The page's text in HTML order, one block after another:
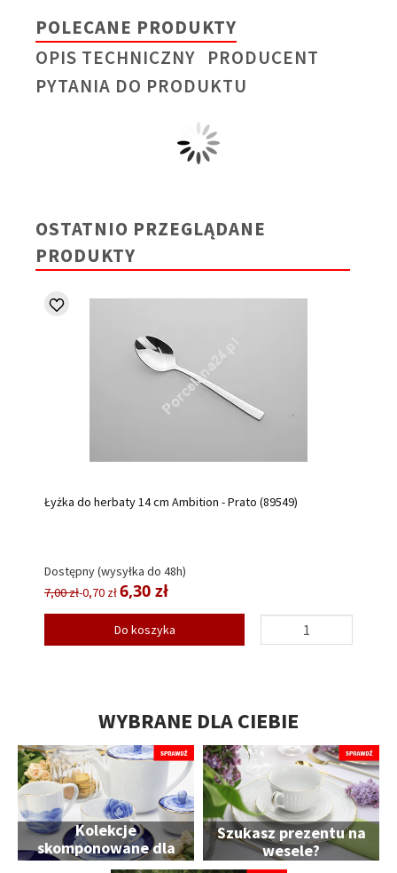
POLECANE PRODUKTY
OPIS TECHNICZNY PRODUCENT
PYTANIA DO PRODUKTU
OSTATNIO PRZEGLĄDANE
PRODUKTY
Łyżka do herbaty 14 cm Ambition - Prato (89549)
Dostępny (wysyłka do 48h)
7,00 zł-0,70 zł6,30 zł
Do koszyka
WYBRANE DLA CIEBIE
Kolekcje
skomponowane dla
Ciebie
Szukasz prezentu na
wesele?